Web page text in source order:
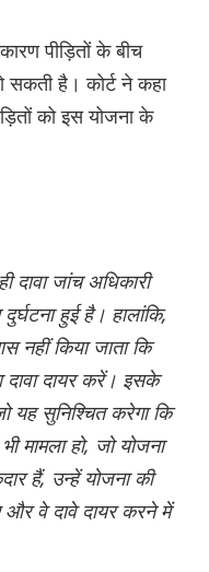
पीड़ितों के बीच
सकती है। कोर्ट ने कहा
को इस योजना के
जांच अधिकारी
हुई है। हालांकि,
नहीं किया जाता कि
दायर करें। इसके
यह सुनिश्चित करेगा कि
मामला हो, जो योजना
हैं, उन्हें योजना की
और वे दावे दायर करने में